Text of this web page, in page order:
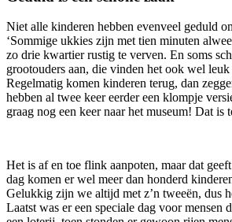
Niet alle kinderen hebben evenveel geduld
‘Sommige ukkies zijn met tien minuten
zo drie kwartier rustig te verven. En soms
grootouders aan, die vinden het ook wel leuk
Regelmatig komen kinderen terug, dan
hebben al twee keer eerder een klompje
graag nog een keer naar het museum! Dat is
Het is af en toe flink aanpoten, maar dat
dag komen er wel meer dan honderd
Gelukkig zijn we altijd met z’n tweeën, dus
Laatst was er een speciale dag voor mensen